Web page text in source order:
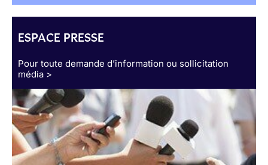
ESPACE PRESSE
Pour toute demande d’information ou sollicitation
média >